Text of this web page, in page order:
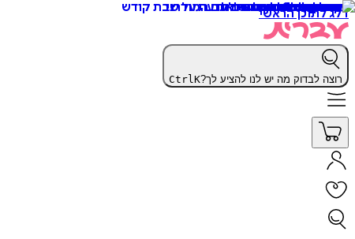
דלג לתוכן הראשי
רוצה לבדוק מה יש לנו להציע לך? CtrlK